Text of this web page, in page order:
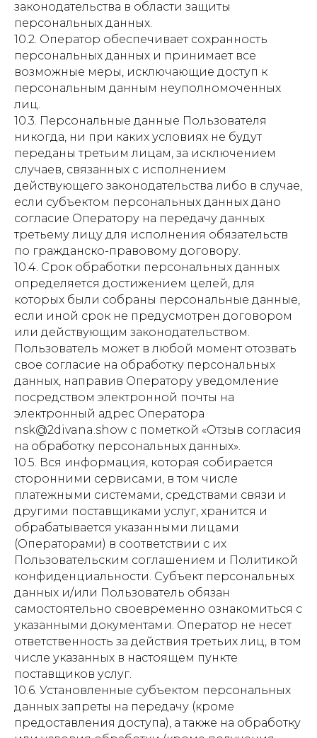
законодательства в области защиты
персональных данных.
10.2. Оператор обеспечивает сохранность
персональных данных и принимает все
возможные меры, исключающие доступ к
персональным данным неуполномоченных
лиц.
10.3. Персональные данные Пользователя
никогда, ни при каких условиях не будут
переданы третьим лицам, за исключением
случаев, связанных с исполнением
действующего законодательства либо в случае,
если субъектом персональных данных дано
согласие Оператору на передачу данных
третьему лицу для исполнения обязательств
по гражданско-правовому договору.
10.4. Срок обработки персональных данных
определяется достижением целей, для
которых были собраны персональные данные,
если иной срок не предусмотрен договором
или действующим законодательством.
Пользователь может в любой момент отозвать
свое согласие на обработку персональных
данных, направив Оператору уведомление
посредством электронной почты на
электронный адрес Оператора
nsk@2divana.show с пометкой «Отзыв согласия
на обработку персональных данных».
10.5. Вся информация, которая собирается
сторонними сервисами, в том числе
платежными системами, средствами связи и
другими поставщиками услуг, хранится и
обрабатывается указанными лицами
(Операторами) в соответствии с их
Пользовательским соглашением и Политикой
конфиденциальности. Субъект персональных
данных и/или Пользователь обязан
самостоятельно своевременно ознакомиться с
указанными документами. Оператор не несет
ответственность за действия третьих лиц, в том
числе указанных в настоящем пункте
поставщиков услуг.
10.6. Установленные субъектом персональных
данных запреты на передачу (кроме
предоставления доступа), а также на обработку